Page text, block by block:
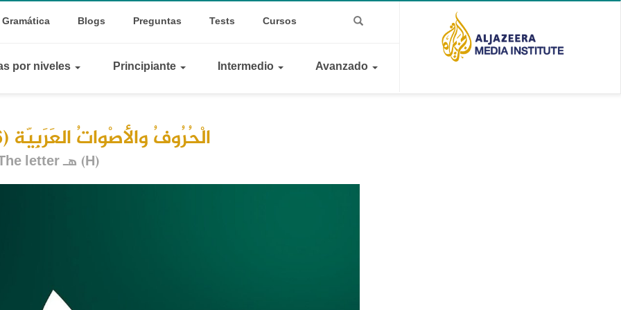
Dropdown
Top
Gramática Blogs Preguntas Tests Cursos
por niveles Principiante Intermedio Avanzado
الْحُرُوفُ والأصْواتُ العَرَبِيّة (26): حَرْفُ الهَاء
The letter هـ (H)